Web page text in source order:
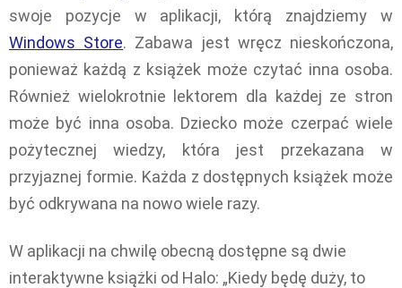
swoje pozycje w aplikacji, którą znajdziemy w
Windows Store. Zabawa jest wręcz nieskończona,
ponieważ każdą z książek może czytać inna osoba.
Również wielokrotnie lektorem dla każdej ze stron
może być inna osoba. Dziecko może czerpać wiele
pożytecznej wiedzy, która jest przekazana w
przyjaznej formie. Każda z dostępnych książek może
być odkrywana na nowo wiele razy.
W aplikacji na chwilę obecną dostępne są dwie
interaktywne książki od Halo: „Kiedy będę duży, to